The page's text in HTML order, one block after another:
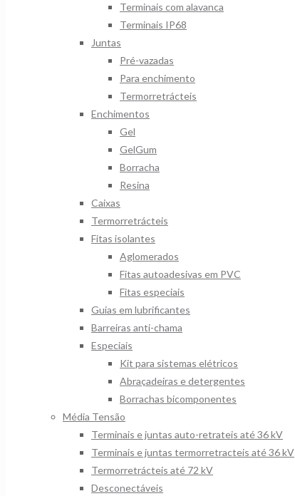
Terminais com alavanca
Terminais IP68
Juntas
Pré-vazadas
Para enchimento
Termorretrácteis
Enchimentos
Gel
GelGum
Borracha
Resina
Caixas
Termorretrácteis
Fitas isolantes
Aglomerados
Fitas autoadesivas em PVC
Fitas especiais
Guias em lubrificantes
Barreiras anti-chama
Especiais
Kit para sistemas elétricos
Abraçadeiras e detergentes
Borrachas bicomponentes
Média Tensão
Terminais e juntas auto-retrateis até 36 kV
Terminais e juntas termorretracteis até 36 kV
Termorretrácteis até 72 kV
Desconectáveis